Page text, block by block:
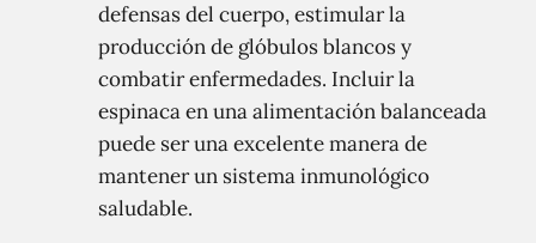
defensas del cuerpo, estimular la
producción de glóbulos blancos y
combatir enfermedades. Incluir la
espinaca en una alimentación balanceada
puede ser una excelente manera de
mantener un sistema inmunológico
saludable.